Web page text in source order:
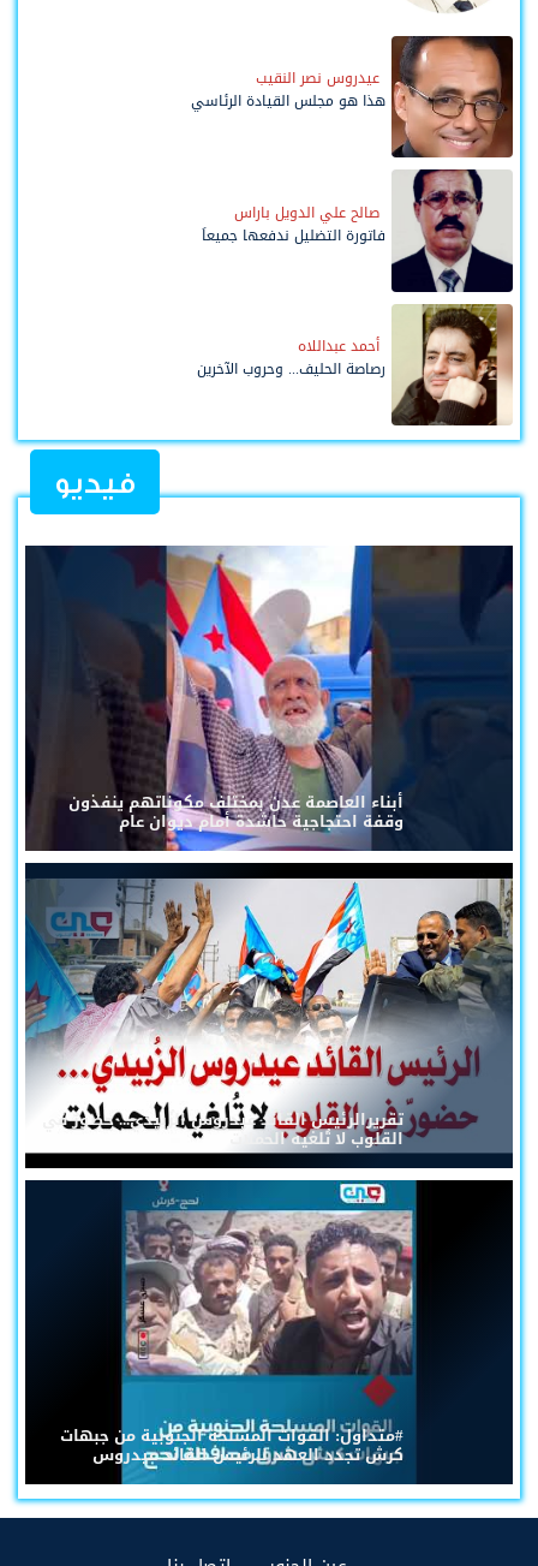
عيدروس نصر النقيب
هذا هو مجلس القيادة الرئاسي
صالح علي الدويل باراس
فاتورة التضليل ندفعها جميعاً
أحمد عبداللاه
رصاصة الحليف... وحروب الآخرين
فيديو
أبناء العاصمة عدن بمختلف مكوناتهم ينفذون
وقفة احتجاجية حاشدة أمام ديوان عام
تقريرالرئيس القائد عيدروس الزُبيدي... حضورٌ في
القلوب لا تُلغيه الحملات
#متداول: القوات المسلحة الجنوبية من جبهات
كرش تجدد العهد للرئيس القائد عيدروس